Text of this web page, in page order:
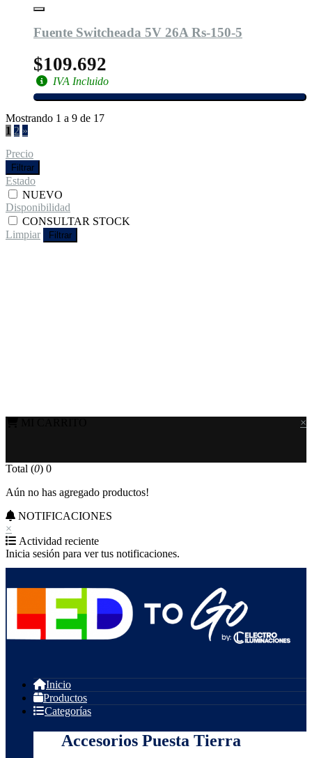
Fuente Switcheada 5V 26A Rs-150-5
$109.692
IVA Incluido
Mostrando 1 a 9 de 17
1 2 »
Precio
Filtrar
Estado
NUEVO
Disponibilidad
CONSULTAR STOCK
Limpiar
Filtrar
×
Total (0) 0
Aún no has agregado productos!
NOTIFICACIONES
×
Actividad reciente
Inicia sesión para ver tus notificaciones.
Inicio
Productos
Categorías
Accesorios Puesta Tierra